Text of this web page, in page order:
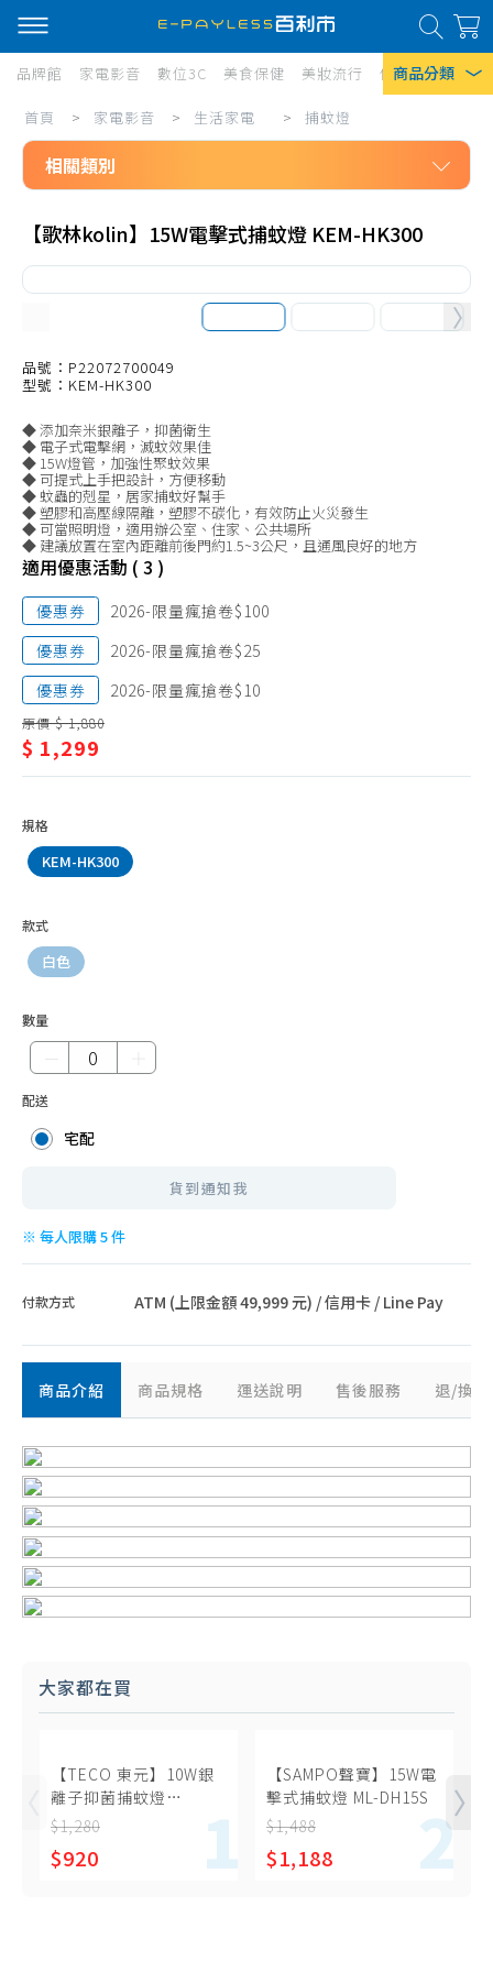
商品分類
熱門搜尋
風扇
除濕機
衛生紙
品牌館 家電影音 數位3C 美食保健 美妝流行 傢俱寢具 居
家
電
影
音/
生
活
電/
捕
蚊
燈
首頁 > 家電影音 > 生活家電 > 捕蚊燈
相關類別
生活家電
有線吸塵器
筒式吸塵器
吸塵器耗材、配件
掃地機、配件
塵蟎機、耗材
除菌、消毒機
清潔機、洗地機
殺菌燈
加濕器
檯燈、夾燈、配件
捕蚊燈
捕蚊拍
除毛球機、縫紉機
電話、對講機
插座、延長線
辦公家電
【歌林kolin】15W電擊式捕蚊燈 KEM-HK300
品號：P22072700049
型號：KEM-HK300
◆ 添加奈米銀離子，抑菌衛生
◆ 電子式電擊網，滅蚊效果佳
◆ 15W燈管，加強性聚蚊效果
◆ 可提式上手把設計，方便移動
◆ 蚊蟲的剋星，居家捕蚊好幫手
◆ 塑膠和高壓線隔離，塑膠不碳化，有效防止火災發生
◆ 可當照明燈，適用辦公室、住家、公共場所
◆ 建議放置在室內距離前後門約1.5~3公尺，且通風良好的地方
適用優惠活動 ( 3 )
優惠券
2026-限量瘋搶卷$100
優惠券
2026-限量瘋搶卷$25
優惠券
2026-限量瘋搶卷$10
原價 $ 1,880
$ 1,299
規格
KEM-HK300
款式
白色
數量
配送
宅配
貨到通知我
※ 每人限購 5 件
付款方式 ATM (上限金額 49,999 元) / 信用卡 / Line Pay
商品介紹 商品規格 運送說明 售後服務 退/換
大家都在買
【TECO 東元】10W銀
離子抑菌捕蚊燈
(XYFYK106)
$1,280
$920
【SAMPO聲寶】15W電
擊式捕蚊燈 ML-DH15S
$1,488
$1,188